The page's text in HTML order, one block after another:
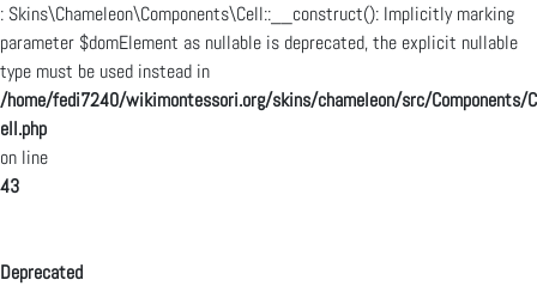
: Skins\Chameleon\Components\Cell::__construct(): Implicitly marking
parameter $domElement as nullable is deprecated, the explicit nullable
type must be used instead in
/home/fedi7240/wikimontessori.org/skins/chameleon/src/Components/C
ell.php
on line
43
Deprecated